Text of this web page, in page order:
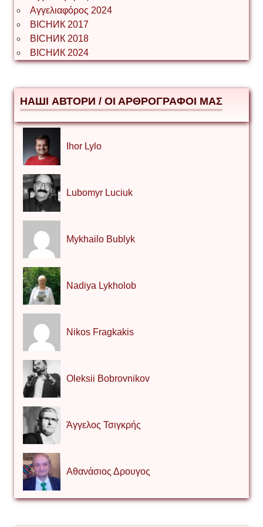
Αγγελιαφόρος 2024
ВІСНИК 2017
ВІСНИК 2018
ВІСНИК 2024
НАШІ АВТОРИ / ΟΙ ΑΡΘΡΟΓΡΑΦΟΙ ΜΑΣ
Ihor Lylo
Lubomyr Luciuk
Mykhailo Bublyk
Nadiya Lykholob
Nikos Fragkakis
Oleksii Bobrovnikov
Άγγελος Τσιγκρής
Αθανάσιος Δρουγος